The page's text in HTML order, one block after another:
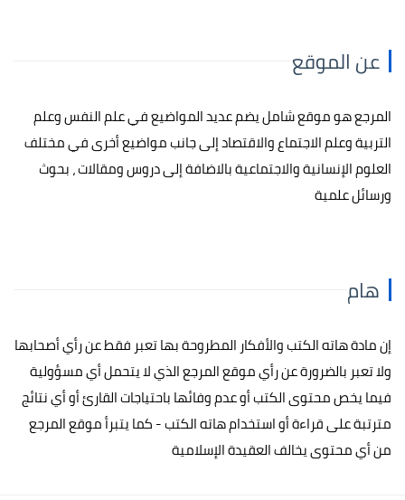
عن الموقع
المرجع هو موقع شامل يضم عديد المواضيع في علم النفس وعلم
التربية وعلم الاجتماع والاقتصاد إلى جانب مواضيع أخرى في مختلف
العلوم الإنسانية والاجتماعية بالاضافة إلى دروس ومقالات ، بحوث
ورسائل علمية
هام
إن مادة هاته الكتب والأفكار المطروحة بها تعبر فقط عن رأي أصحابها
ولا تعبر بالضرورة عن رأي موقع المرجع الذي لا يتحمل أي مسؤولية
فيما يخص محتوى الكتب أو عدم وفائها باحتياجات القارئ أو أي نتائج
مترتبة على قراءة أو استخدام هاته الكتب - كما يتبرأ موقع المرجع
من أي محتوى يخالف العقيدة الإسلامية